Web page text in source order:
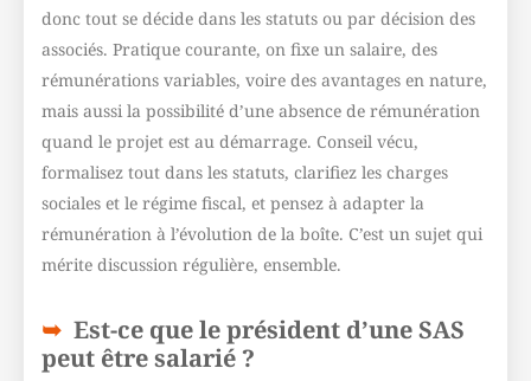
donc tout se décide dans les statuts ou par décision des
associés. Pratique courante, on fixe un salaire, des
rémunérations variables, voire des avantages en nature,
mais aussi la possibilité d’une absence de rémunération
quand le projet est au démarrage. Conseil vécu,
formalisez tout dans les statuts, clarifiez les charges
sociales et le régime fiscal, et pensez à adapter la
rémunération à l’évolution de la boîte. C’est un sujet qui
mérite discussion régulière, ensemble.
Est-ce que le président d’une SAS
peut être salarié ?